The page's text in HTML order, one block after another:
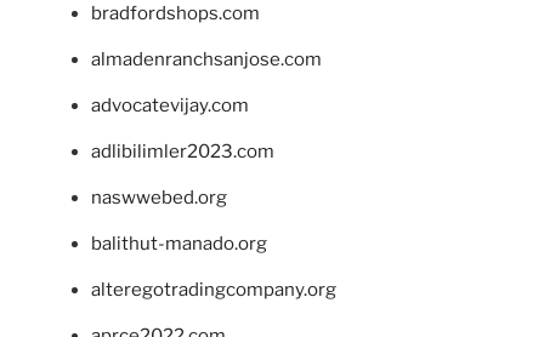
bradfordshops.com
almadenranchsanjose.com
advocatevijay.com
adlibilimler2023.com
naswwebed.org
balithut-manado.org
alteregotradingcompany.org